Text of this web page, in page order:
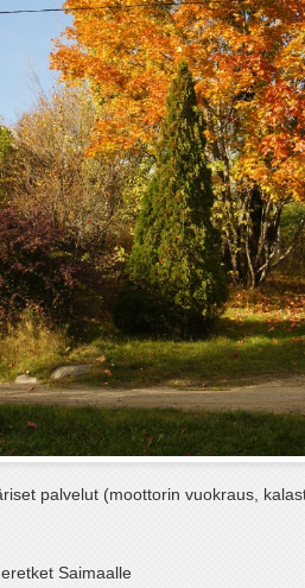
palvelut (moottorin vuokraus,
Saimaalle